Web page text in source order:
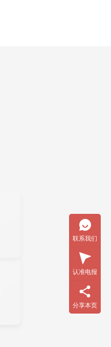
联系我们
认准电报
分享本页